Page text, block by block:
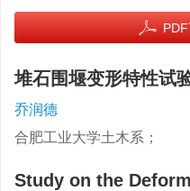
堆石围堰变形特性试
乔润德
合肥工业大学土木系；
Study on the